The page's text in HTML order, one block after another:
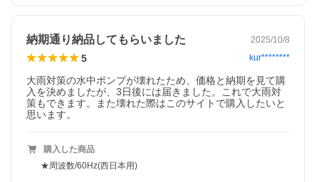
納期通り納品してもらいました 2025/10/8
5 kur********
大雨対策の水中ポンプが壊れたため、価格と納期を見て購
入を決めましたが、3日後には届きました。これで大雨対
策もできます。また壊れた際はこのサイトで購入したいと
思います。
購入した商品
★周波数/60Hz(西日本用)